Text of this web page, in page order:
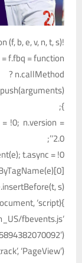
!function (f, b, e, v, n, t, s) {
= function () {
n.callMethod ?
};
!0; n.version =
‘2.0’;
t.async = !0;
s)
}(window, document, ‘script’,
‘https://connect.facebook.net/en_US/fbevents.js’);
‘PageView’);